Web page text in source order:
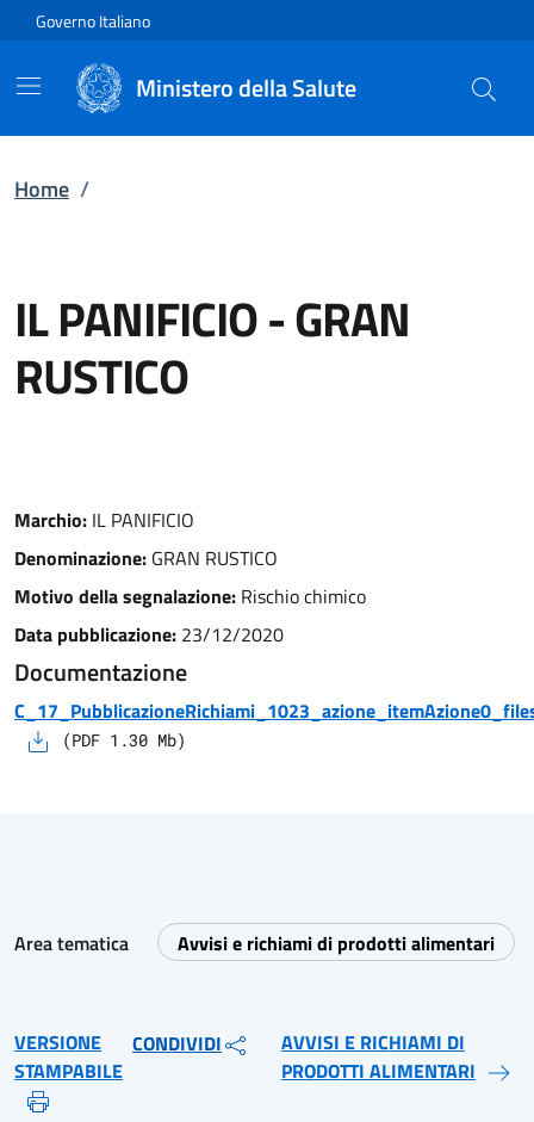
Vai direttamente al contenuto
Governo Italiano
Ministero della Salute
Home /
IL PANIFICIO-GRAN
RUSTICO
Marchio: IL PANIFICIO
Denominazione: GRAN RUSTICO
Motivo della segnalazione: Rischio chimico
Data pubblicazione: 23/12/2020
Documentazione
(PDF 1.30 Mb)
Area tematica Avvisi e richiami di prodotti alimentari
VERSIONE
STAMPABILE
CONDIVIDI
AVVISI E RICHIAMI DI
PRODOTTI ALIMENTARI